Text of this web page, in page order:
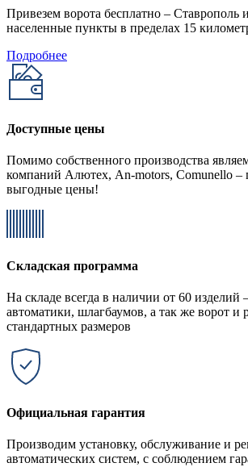
Привезем ворота бесплатно – Ставрополь
населенные пункты в пределах 15
Подробнее
Доступные цены
Помимо собственного производства
компаний Алютех, An-motors, Comunello –
выгодные цены!
Складская программа
На складе всегда в наличии от 60 изделий
автоматики, шлагбаумов, а так же ворот и
стандартных размеров
Официальная гарантия
Производим установку, обслуживание и
автоматических систем, с соблюдением